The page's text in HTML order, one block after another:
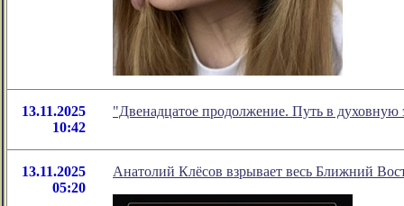
13.11.2025
10:42
"Двенадцатое продолжение. Путь в
13.11.2025
05:20
Анатолий Клёсов взрывает весь Ближний